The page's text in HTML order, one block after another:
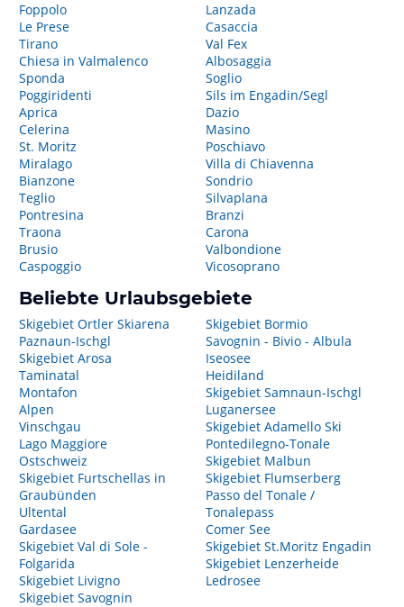
Foppolo
Le Prese
Tirano
Chiesa in Valmalenco
Sponda
Poggiridenti
Aprica
Celerina
St. Moritz
Miralago
Bianzone
Teglio
Pontresina
Traona
Brusio
Caspoggio
Lanzada
Casaccia
Val Fex
Albosaggia
Soglio
Sils im Engadin/Segl
Dazio
Masino
Poschiavo
Villa di Chiavenna
Sondrio
Silvaplana
Branzi
Carona
Valbondione
Vicosoprano
Beliebte Urlaubsgebiete
Skigebiet Ortler Skiarena
Paznaun-Ischgl
Skigebiet Arosa
Taminatal
Montafon
Alpen
Vinschgau
Lago Maggiore
Ostschweiz
Skigebiet Furtschellas in
Graubünden
Ultental
Gardasee
Skigebiet Val di Sole -
Folgarida
Skigebiet Livigno
Skigebiet Savognin
Skigebiet Bormio
Savognin - Bivio - Albula
Iseosee
Heidiland
Skigebiet Samnaun-Ischgl
Luganersee
Skigebiet Adamello Ski
Pontedilegno-Tonale
Skigebiet Malbun
Skigebiet Flumserberg
Passo del Tonale /
Tonalepass
Comer See
Skigebiet St.Moritz Engadin
Skigebiet Lenzerheide
Ledrosee